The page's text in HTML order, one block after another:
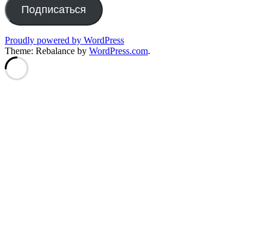
Подписаться
Proudly powered by WordPress
Theme: Rebalance by WordPress.com.